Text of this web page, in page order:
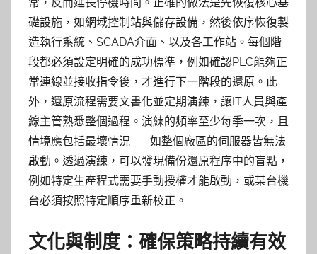
常，反而延長停機時間。正確的做法是先恢復核心基
礎設施，如網域控制站與儲存設備，然後依序恢復製
造執行系統、SCADA介面、以及各工作站。每個階
段都必須設定明確的成功標準，例如確認PLC能夠正
常連線並接收指令後，才進行下一階段的還原。此
外，還原流程需要文書化並定期演練，讓IT人員與產
線主管熟悉整個過程。演練的頻率至少每季一次，且
情境應包括最壞情況——如整個廠區的伺服器皆無法
啟動。透過演練，可以發現備份還原程序中的盲點，
例如特定生產程式需要手動授權才能啟動，或某台機
台必須按照特定順序重新校正。
文化與制度：確保策略持續有效